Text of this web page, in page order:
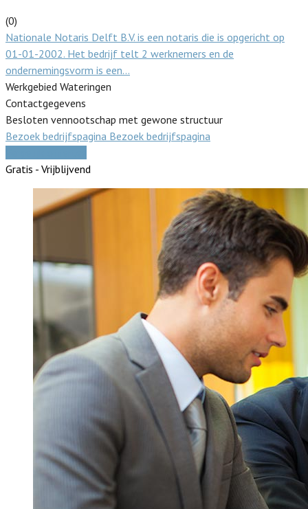
(0)
Nationale Notaris Delft B.V. is een notaris die is opgericht op
01-01-2002. Het bedrijf telt 2 werknemers en de
ondernemingsvorm is een…
Werkgebied Wateringen
Contactgegevens
Besloten vennootschap met gewone structuur
Bezoek bedrijfspagina Bezoek bedrijfspagina
Gratis - Vrijblijvend